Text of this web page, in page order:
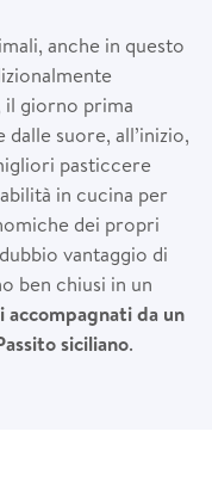
anche in questo
giorno prima
suore, all’inizio,
pasticcere
in cucina per
dei propri
vantaggio di
ben chiusi in un
accompagnati da un
siciliano.